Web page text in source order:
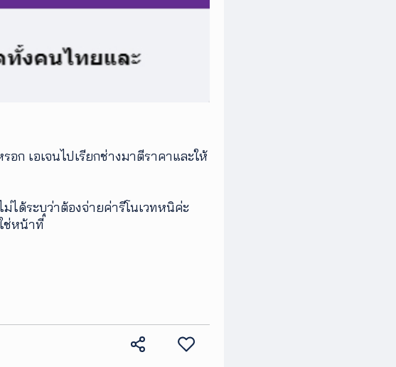
ก เอเจนไปเรียกช่างมาตีราคาและให้
ได้ระบุว่าต้องจ่ายค่ารีโนเวทหนิค่ะ
ช่หน้าที่